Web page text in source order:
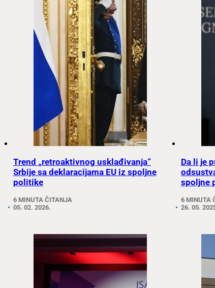
Trend „retroaktivnog usklađivanja“
Srbije sa deklaracijama EU iz spoljne
politike
6 MINUTA ČITANJA
05. 02. 2026.
Da li je
spoljne
6 MINUTA
26. 05.